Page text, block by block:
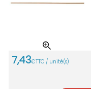
7,43€TTC / unité(s)